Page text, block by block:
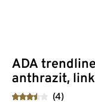
ADA
anthrazit,
(4)